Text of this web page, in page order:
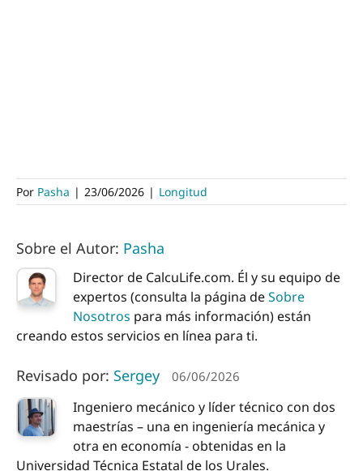
Por Pasha | 23/06/2026 | Longitud
Sobre el Autor: Pasha
Director de CalcuLife.com. Él y su equipo de
expertos (consulta la página deSobre
Nosotros para más información) están
creando estos servicios en línea para ti.
Revisado por: Sergey 06/06/2026
Ingeniero mecánico y líder técnico con dos
maestrías – una en ingeniería mecánica y
otra en economía - obtenidas en la
Universidad Técnica Estatal de los Urales.